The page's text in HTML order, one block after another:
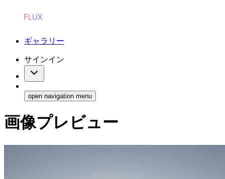
ギャラリー
サインイン
open navigation menu
画像プレビュー